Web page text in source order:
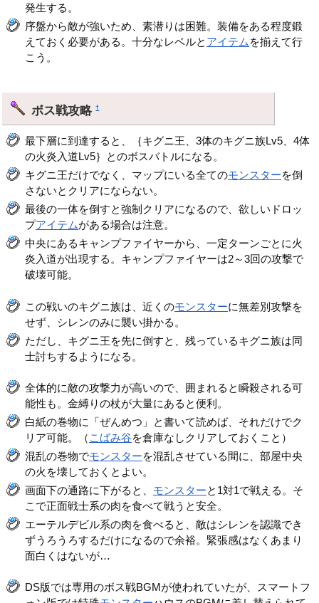
発生する。
序盤から敵が強いため、素潜りは困難。装備をある程度鍛
えておく必要がある。十分なレベルと アイテム を揃えて行
こう。
ボス戦攻略†
最下層に到達すると、｛キグニ王、3体のキグニ族Lv5、4体
の火炎入道Lv5｝とのボスバトルになる。
キグニ王だけでなく、マップにいる全てのモンスターを倒
さないとクリアにならない。
最後の一体を倒すと強制クリアになるので、欲しいドロッ
プアイテムがある場合は注意。
中央にあるキャンプファイヤーから、一定ターンごとに火
炎入道が出現する。キャンプファイヤーは2～3回の攻撃で
破壊可能。
この戦いのキグニ族は、近くのモンスターに無差別攻撃を
せず、シレンのみに襲い掛かる。
ただし、キグニ王を先に倒すと、残っているキグニ族は同
士討ちするようになる。
全体的に敵の攻撃力が高いので、囲まれると瞬殺される可
能性も。金縛りの杖が大量にあると便利。
白紙の巻物に「ぜんめつ」と書いて読めば、それだけでク
リア可能。（ こばみ谷を倉庫なしクリアしておくこと）
混乱の巻物でモンスターを混乱させている間に、部屋中央
の火を壊しておくとよい。
画面下の通路に下がると、 モンスターと1対1で戦える。そ
こで正面戦士系の肉を食べて戦うと安全。
エーテルデビル系の肉を食べると、敵はシレンを認識でき
ずうろうろするだけになるので余裕。緊張感はなくあまり
面白くはないが…
DS版では専用のボス戦BGMが使われていたが、スマートフ